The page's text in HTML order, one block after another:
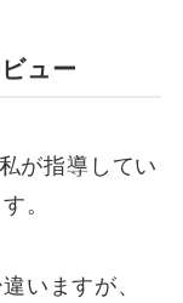
ュー
が指導してい
。
いますが、